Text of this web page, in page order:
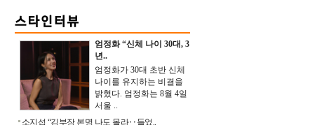
엄정화 “신체 나이 30대, 3
년..
엄정화가 30대 초반 신체
나이를 유지하는 비결을
밝혔다. 엄정화는 8월 4일
서울 ..
소지섭 “김부장 본명 나도 몰라‥들었..